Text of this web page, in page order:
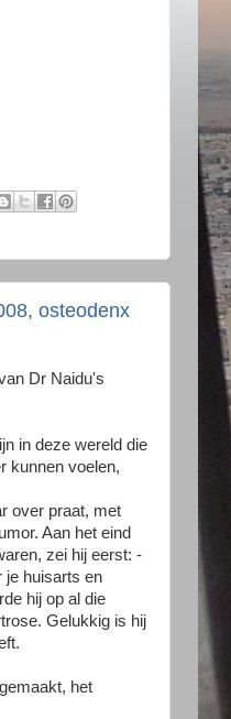
osteodenx
Dr Naidu's
in deze wereld die
kunnen voelen,
over praat, met
Aan het eind
zei hij eerst: -
je huisarts en
hij op al die
Gelukkig is hij
het